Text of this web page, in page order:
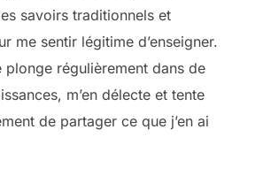
savoirs traditionnels et
me sentir légitime d’enseigner.
plonge régulièrement dans de
m’en délecte et tente
de partager ce que j’en ai